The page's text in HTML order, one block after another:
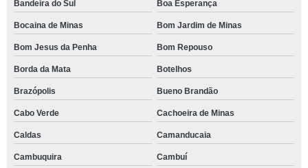
Bandeira do Sul Boa Esperança
Bocaina de Minas Bom Jardim de Minas
Bom Jesus da Penha Bom Repouso
Borda da Mata Botelhos
Brazópolis Bueno Brandão
Cabo Verde Cachoeira de Minas
Caldas Camanducaia
Cambuquira Cambuí